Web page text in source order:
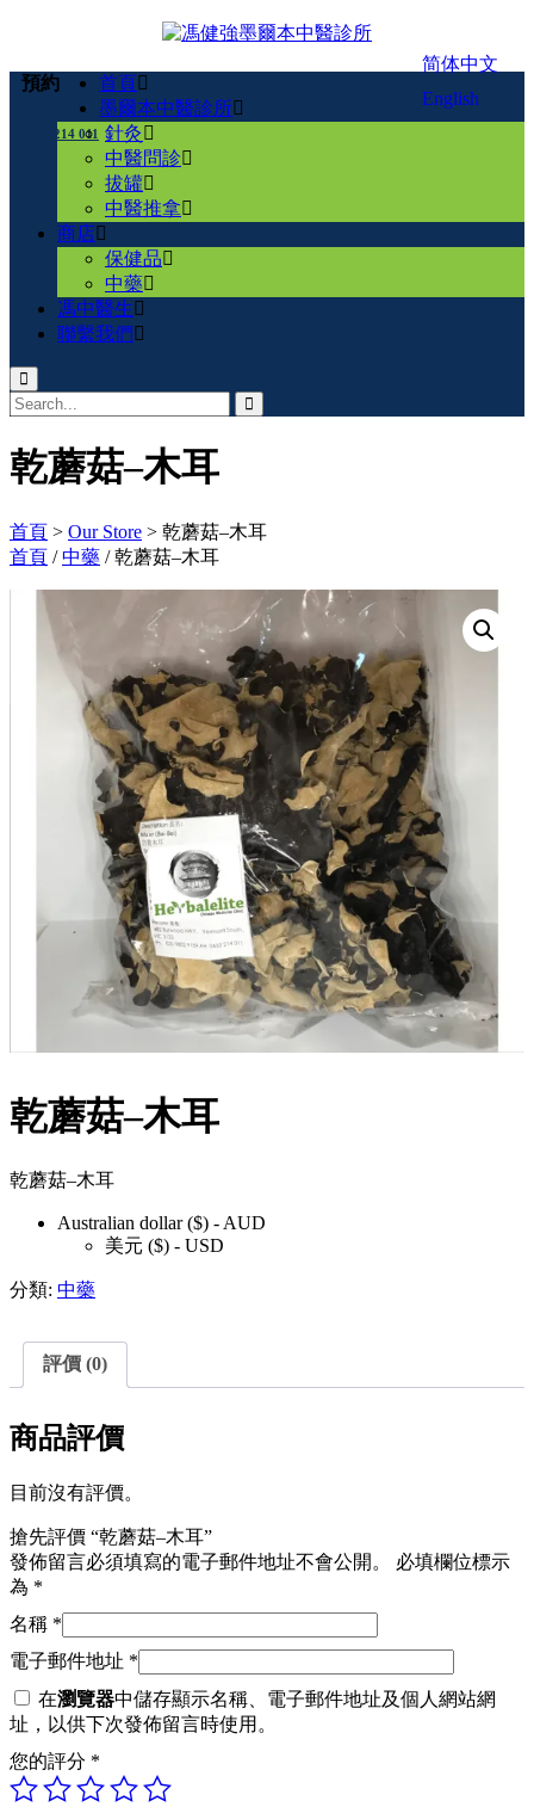
預約
0432 214 011
简体中文
English
首頁
墨爾本中醫診所
針灸
中醫問診
拔罐
中醫推拿
商店
保健品
中藥
馮中醫生
聯繫我們
乾蘑菇–木耳
首頁 > Our Store > 乾蘑菇–木耳
首頁 /中藥 / 乾蘑菇–木耳
乾蘑菇–木耳
乾蘑菇–木耳
Australian dollar ($) - AUD
美元 ($) - USD
分類: 中藥
評價 (0)
商品評價
目前沒有評價。
搶先評價 “乾蘑菇–木耳”
發佈留言必須填寫的電子郵件地址不會公開。
必填欄位標示
為 *
名稱 *
電子郵件地址 *
在瀏覽器中儲存顯示名稱、電子郵件地址及個人網站網
址，以供下次發佈留言時使用。
您的評分 *